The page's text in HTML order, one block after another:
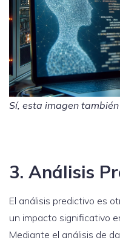
Sí, esta imagen
3. Análisis
El análisis predictivo es
un impacto significativo
Mediante el análisis de